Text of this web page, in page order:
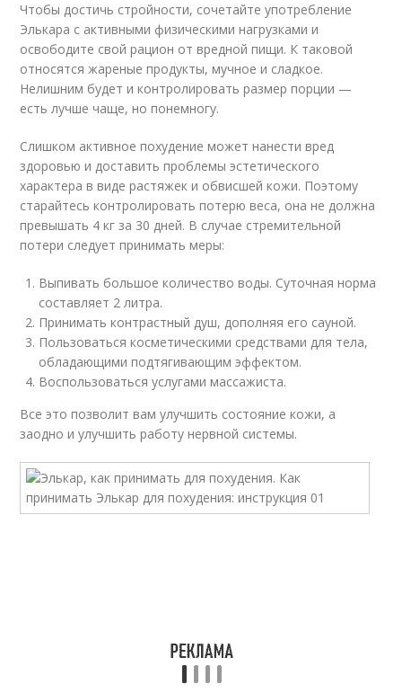
Чтобы достичь стройности, сочетайте употребление
Элькара с активными физическими нагрузками и
освободите свой рацион от вредной пищи. К таковой
относятся жареные продукты, мучное и сладкое.
Нелишним будет и контролировать размер порции —
есть лучше чаще, но понемногу.
Слишком активное похудение может нанести вред
здоровью и доставить проблемы эстетического
характера в виде растяжек и обвисшей кожи. Поэтому
старайтесь контролировать потерю веса, она не должна
превышать 4 кг за 30 дней. В случае стремительной
потери следует принимать меры:
Выпивать большое количество воды. Суточная норма
составляет 2 литра.
Принимать контрастный душ, дополняя его сауной.
Пользоваться косметическими средствами для тела,
обладающими подтягивающим эффектом.
Воспользоваться услугами массажиста.
Все это позволит вам улучшить состояние кожи, а
заодно и улучшить работу нервной системы.